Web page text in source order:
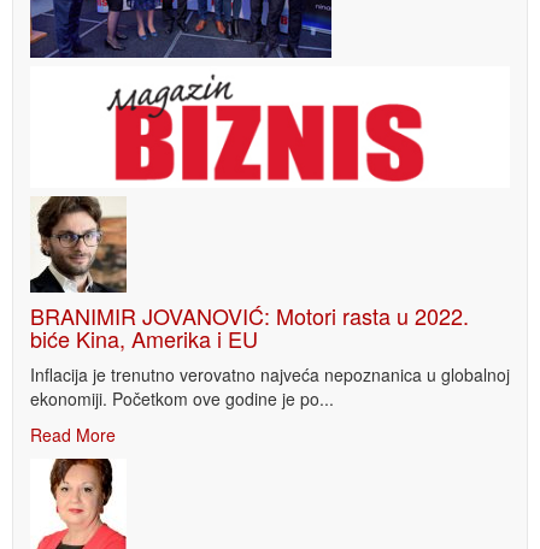
BRANIMIR JOVANOVIĆ: Motori rasta u 2022.
biće Kina, Amerika i EU
Inflacija je trenutno verovatno najveća nepoznanica u globalnoj
ekonomiji. Početkom ove godine je po...
Read More